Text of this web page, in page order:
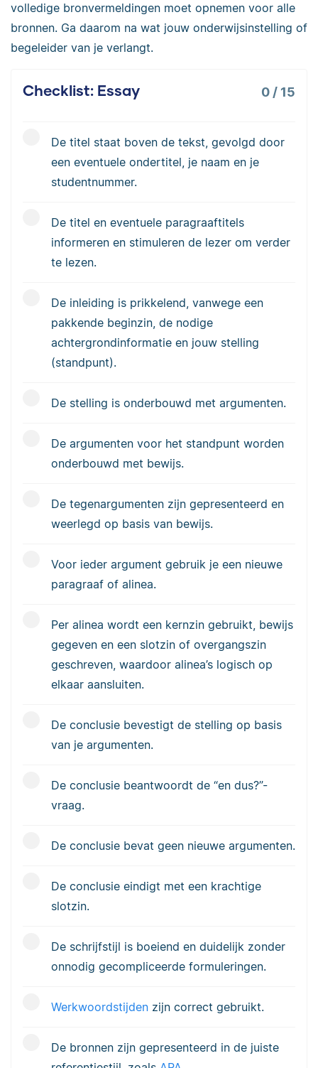
volledige bronvermeldingen moet opnemen voor alle
bronnen. Ga daarom na wat jouw onderwijsinstelling of
begeleider van je verlangt.
Checklist: Essay 0 / 15
De titel staat boven de tekst, gevolgd door
een eventuele ondertitel, je naam en je
studentnummer.
De titel en eventuele paragraaftitels
informeren en stimuleren de lezer om verder
te lezen.
De inleiding is prikkelend, vanwege een
pakkende beginzin, de nodige
achtergrondinformatie en jouw stelling
(standpunt).
De stelling is onderbouwd met argumenten.
De argumenten voor het standpunt worden
onderbouwd met bewijs.
De tegenargumenten zijn gepresenteerd en
weerlegd op basis van bewijs.
Voor ieder argument gebruik je een nieuwe
paragraaf of alinea.
Per alinea wordt een kernzin gebruikt, bewijs
gegeven en een slotzin of overgangszin
geschreven, waardoor alinea’s logisch op
elkaar aansluiten.
De conclusie bevestigt de stelling op basis
van je argumenten.
De conclusie beantwoordt de “en dus?”-
vraag.
De conclusie bevat geen nieuwe argumenten.
De conclusie eindigt met een krachtige
slotzin.
De schrijfstijl is boeiend en duidelijk zonder
onnodig gecompliceerde formuleringen.
Werkwoordstijden zijn correct gebruikt.
De bronnen zijn gepresenteerd in de juiste